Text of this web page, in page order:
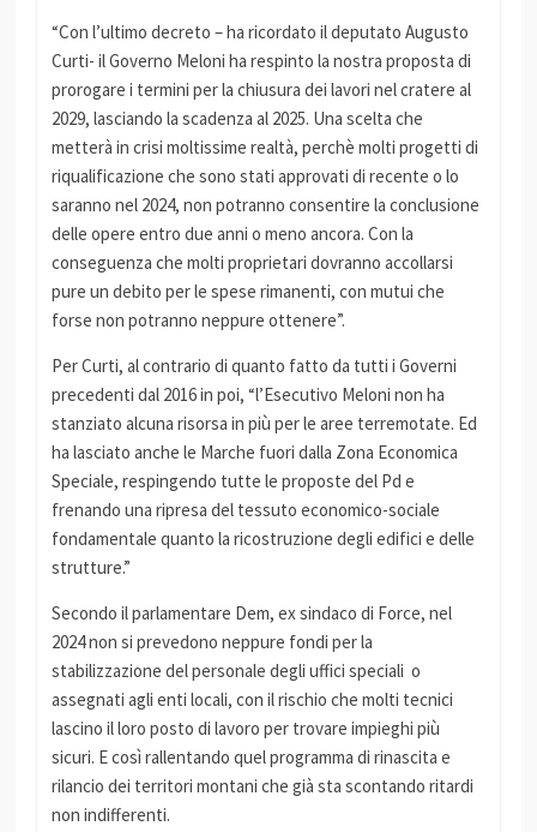
“Con l’ultimo decreto – ha ricordato il deputato Augusto
Curti- il Governo Meloni ha respinto la nostra proposta di
prorogare i termini per la chiusura dei lavori nel cratere al
2029, lasciando la scadenza al 2025. Una scelta che
metterà in crisi moltissime realtà, perchè molti progetti di
riqualificazione che sono stati approvati di recente o lo
saranno nel 2024, non potranno consentire la conclusione
delle opere entro due anni o meno ancora. Con la
conseguenza che molti proprietari dovranno accollarsi
pure un debito per le spese rimanenti, con mutui che
forse non potranno neppure ottenere”.
Per Curti, al contrario di quanto fatto da tutti i Governi
precedenti dal 2016 in poi, “l’Esecutivo Meloni non ha
stanziato alcuna risorsa in più per le aree terremotate. Ed
ha lasciato anche le Marche fuori dalla Zona Economica
Speciale, respingendo tutte le proposte del Pd e
frenando una ripresa del tessuto economico-sociale
fondamentale quanto la ricostruzione degli edifici e delle
strutture.”
Secondo il parlamentare Dem, ex sindaco di Force, nel
2024 non si prevedono neppure fondi per la
stabilizzazione del personale degli uffici speciali o
assegnati agli enti locali, con il rischio che molti tecnici
lascino il loro posto di lavoro per trovare impieghi più
sicuri. E così rallentando quel programma di rinascita e
rilancio dei territori montani che già sta scontando ritardi
non indifferenti.